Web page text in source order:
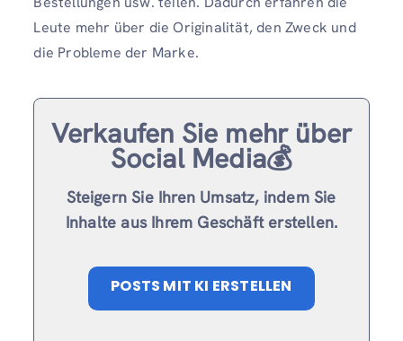
Leute mehr über die Originalität, den Zweck und
die Probleme der Marke.
Verkaufen Sie mehr über
Social Media💰
Steigern Sie Ihren Umsatz, indem Sie
Inhalte aus Ihrem Geschäft erstellen.
POSTS MIT KI ERSTELLEN